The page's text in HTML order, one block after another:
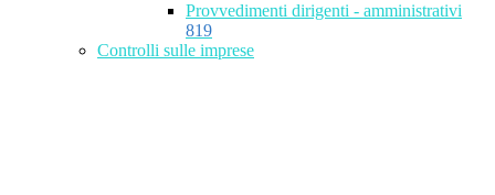
Provvedimenti dirigenti - amministrativi
819
Controlli sulle imprese